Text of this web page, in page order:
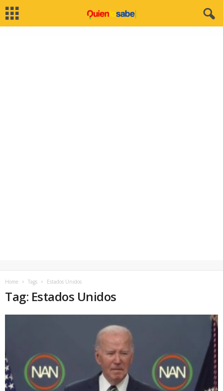
Home Tags Estados Unidos
Tag: Estados Unidos